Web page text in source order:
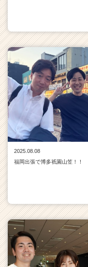
2025.08.08
福岡出張で博多祇園山笠！！